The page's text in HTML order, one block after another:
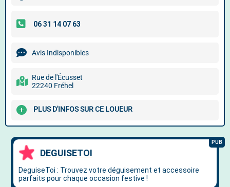
Avis Indisponibles
Rue de l'Écusset
22240 Fréhel
PLUS D'INFOS SUR CE LOUEUR